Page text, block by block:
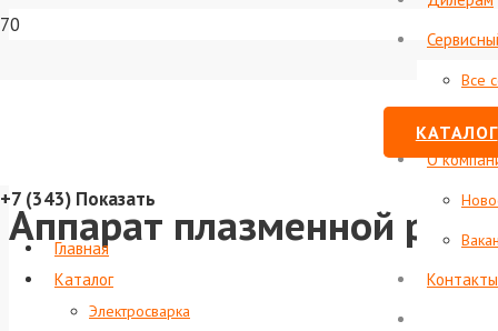
Все
О
Контакты
КАТАЛОГ
+7 (343) Показать
Главная
Каталог
Электросварка
Аппарат плазменной